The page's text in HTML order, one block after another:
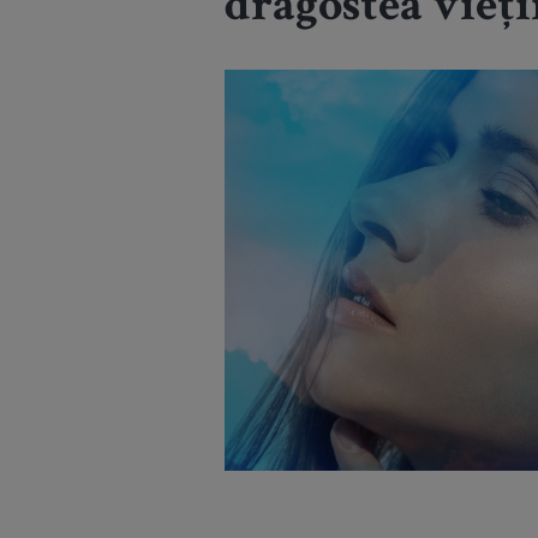
dragostea